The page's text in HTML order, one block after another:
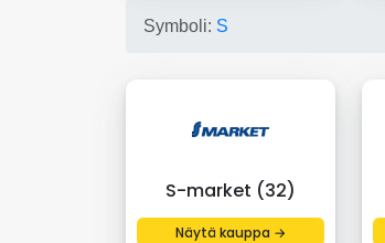
Symboli: S
S-market (32)
Näytä kauppa →